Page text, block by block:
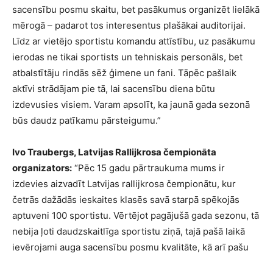
sacensību posmu skaitu, bet pasākumus organizēt lielākā
mērogā – padarot tos interesentus plašākai auditorijai.
Līdz ar vietējo sportistu komandu attīstību, uz pasākumu
ierodas ne tikai sportists un tehniskais personāls, bet
atbalstītāju rindās sēž ģimene un fani. Tāpēc pašlaik
aktīvi strādājam pie tā, lai sacensību diena būtu
izdevusies visiem. Varam apsolīt, ka jaunā gada sezonā
būs daudz patīkamu pārsteigumu.”
Ivo Traubergs, Latvijas Rallijkrosa čempionāta
organizators: “Pēc 15 gadu pārtraukuma mums ir
izdevies aizvadīt Latvijas rallijkrosa čempionātu, kur
četrās dažādās ieskaites klasēs savā starpā spēkojās
aptuveni 100 sportistu. Vērtējot pagājušā gada sezonu, tā
nebija ļoti daudzskaitlīga sportistu ziņā, tajā pašā laikā
ievērojami auga sacensību posmu kvalitāte, kā arī pašu